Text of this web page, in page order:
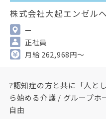
株式会社大起エンゼル
—
正社員
月給 262,968円～
?認知症の方と共に「人と
ら始める介護 / グループ
自由